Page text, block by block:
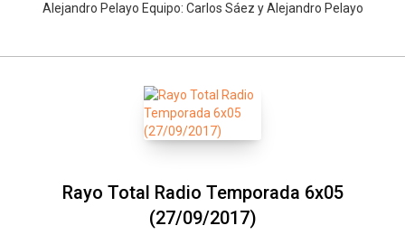
Alejandro Pelayo Equipo: Carlos Sáez y Alejandro Pelayo
Rayo Total Radio Temporada 6x05
(27/09/2017)